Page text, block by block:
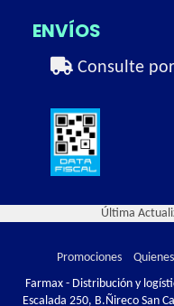
ENVÍOS
Consulte
Última
Promociones
Farmax - Distribución y
Escalada 250, B.Ñireco San